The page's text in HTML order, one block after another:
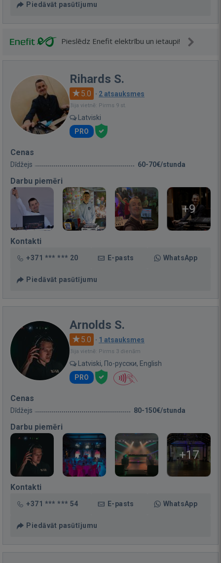
Piedāvāt pasūtījumu
Pieslēdz Enefit elektrību un ietaupi!
Rihards S.
5.0 · 2 atsauksmes
Bija vietnē: Pirms 9 st.
Latviski
PRO
Cenas
Dīdžejs 60-70€/stunda
Darbu piemēri
+9
Kontakti
+371 *** *** 20 E-pasts WhatsApp
Piedāvāt pasūtījumu
Arnolds S.
5.0 · 1 atsauksmes
Bija vietnē: Pirms 3 dienām
Latviski, По-русски, English
PRO
Cenas
Dīdžejs 80-150€/stunda
Darbu piemēri
+17
Kontakti
+371 *** *** 54 E-pasts WhatsApp
Piedāvāt pasūtījumu